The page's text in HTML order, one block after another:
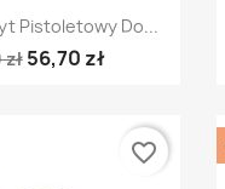
podgląd
Pistoletowy Do...
zł 56,70 zł
favorite_border